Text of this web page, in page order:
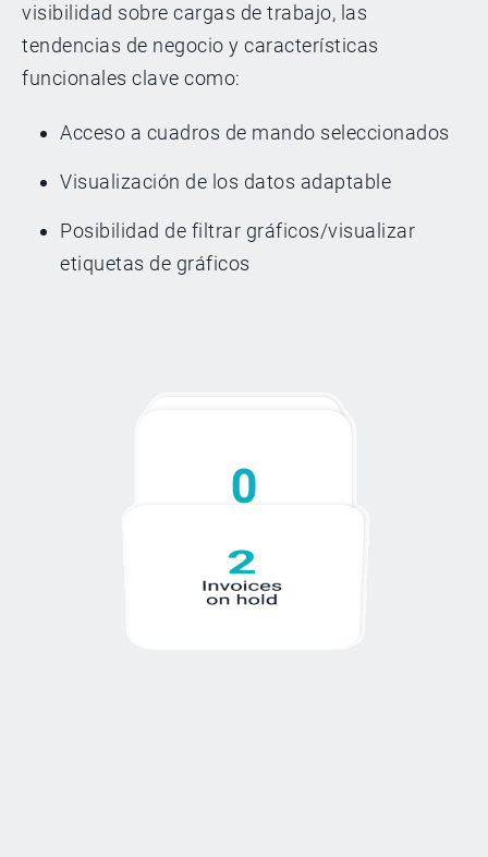
visibilidad sobre cargas de trabajo, las
tendencias de negocio y características
funcionales clave como:
Acceso a cuadros de mando seleccionados
Visualización de los datos adaptable
Posibilidad de filtrar gráficos/visualizar
etiquetas de gráficos